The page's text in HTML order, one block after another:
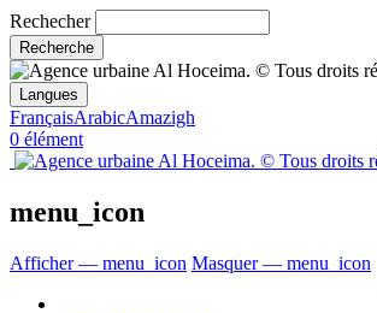
Rechecher
Langues
FrançaisArabicAmazigh
0 élément
menu_icon
Afficher — menu_icon Masquer — menu_icon